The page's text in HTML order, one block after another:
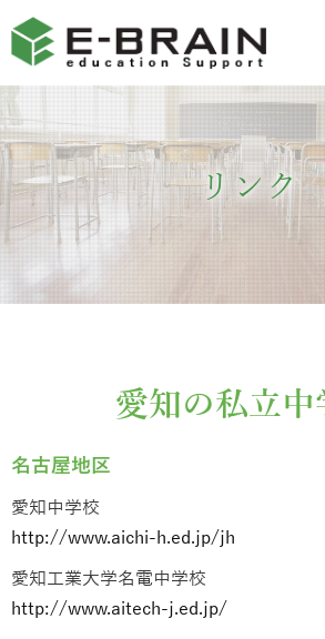
リンク
愛知の私立中
名古屋地区
愛知中学校
http://www.aichi-h.ed.jp/jh
愛知工業大学名電中学校
http://www.aitech-j.ed.jp/